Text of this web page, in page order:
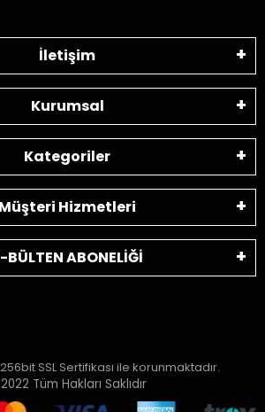
İletişim
Kurumsal
Kategoriler
Müşteri Hizmetleri
BÜLTEN ABONELİĞİ
SSL Sertifikası ile korunmaktadır.
Tüm Hakları Saklıdır